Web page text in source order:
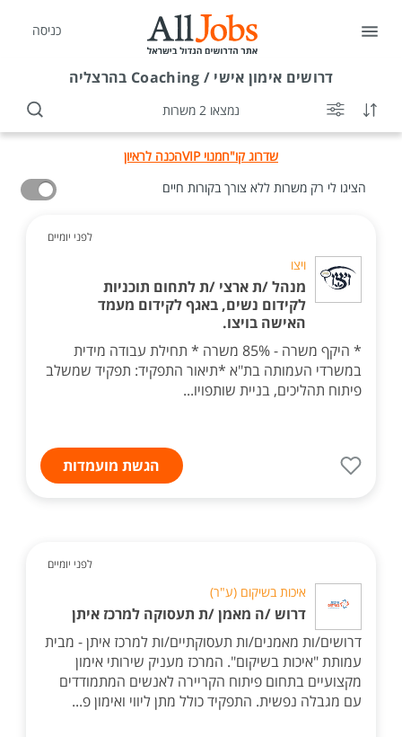
כניסה
דרושים אימון אישי / Coaching בהרצליה
נמצאו 2 משרות
שדרוג קו"חמנוי VIP
הכנה לראיון
הציגו לי רק משרות ללא צורך בקורות חיים
לפני יומיים
ויצו
מנהל /ת ארצי /ת לתחום תוכניות
לקידום נשים, באגף לקידום מעמד
האישה בויצו.
* היקף משרה - 85% משרה * תחילת עבודה מידית
במשרדי העמותה בת"א *תיאור התפקיד: תפקיד שמשלב
פיתוח תהליכים, בניית שותפויו...
הגשת מועמדות
לפני יומיים
איכות בשיקום (ע"ר)
דרוש /ה מאמן /ת תעסוקה למרכז איתן
דרושים/ות מאמנים/ות תעסוקתיים/ות למרכז איתן - מבית
עמותת "איכות בשיקום". המרכז מעניק שירותי אימון
מקצועיים בתחום פיתוח הקריירה לאנשים המתמודדים
עם מגבלה נפשית. התפקיד כולל מתן ליווי ואימון פ...